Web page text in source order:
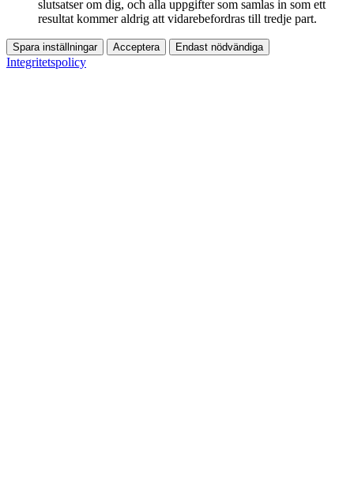
slutsatser om dig, och alla uppgifter som samlas in som ett
resultat kommer aldrig att vidarebefordras till tredje part.
Spara inställningar Acceptera Endast nödvändiga
Integritetspolicy